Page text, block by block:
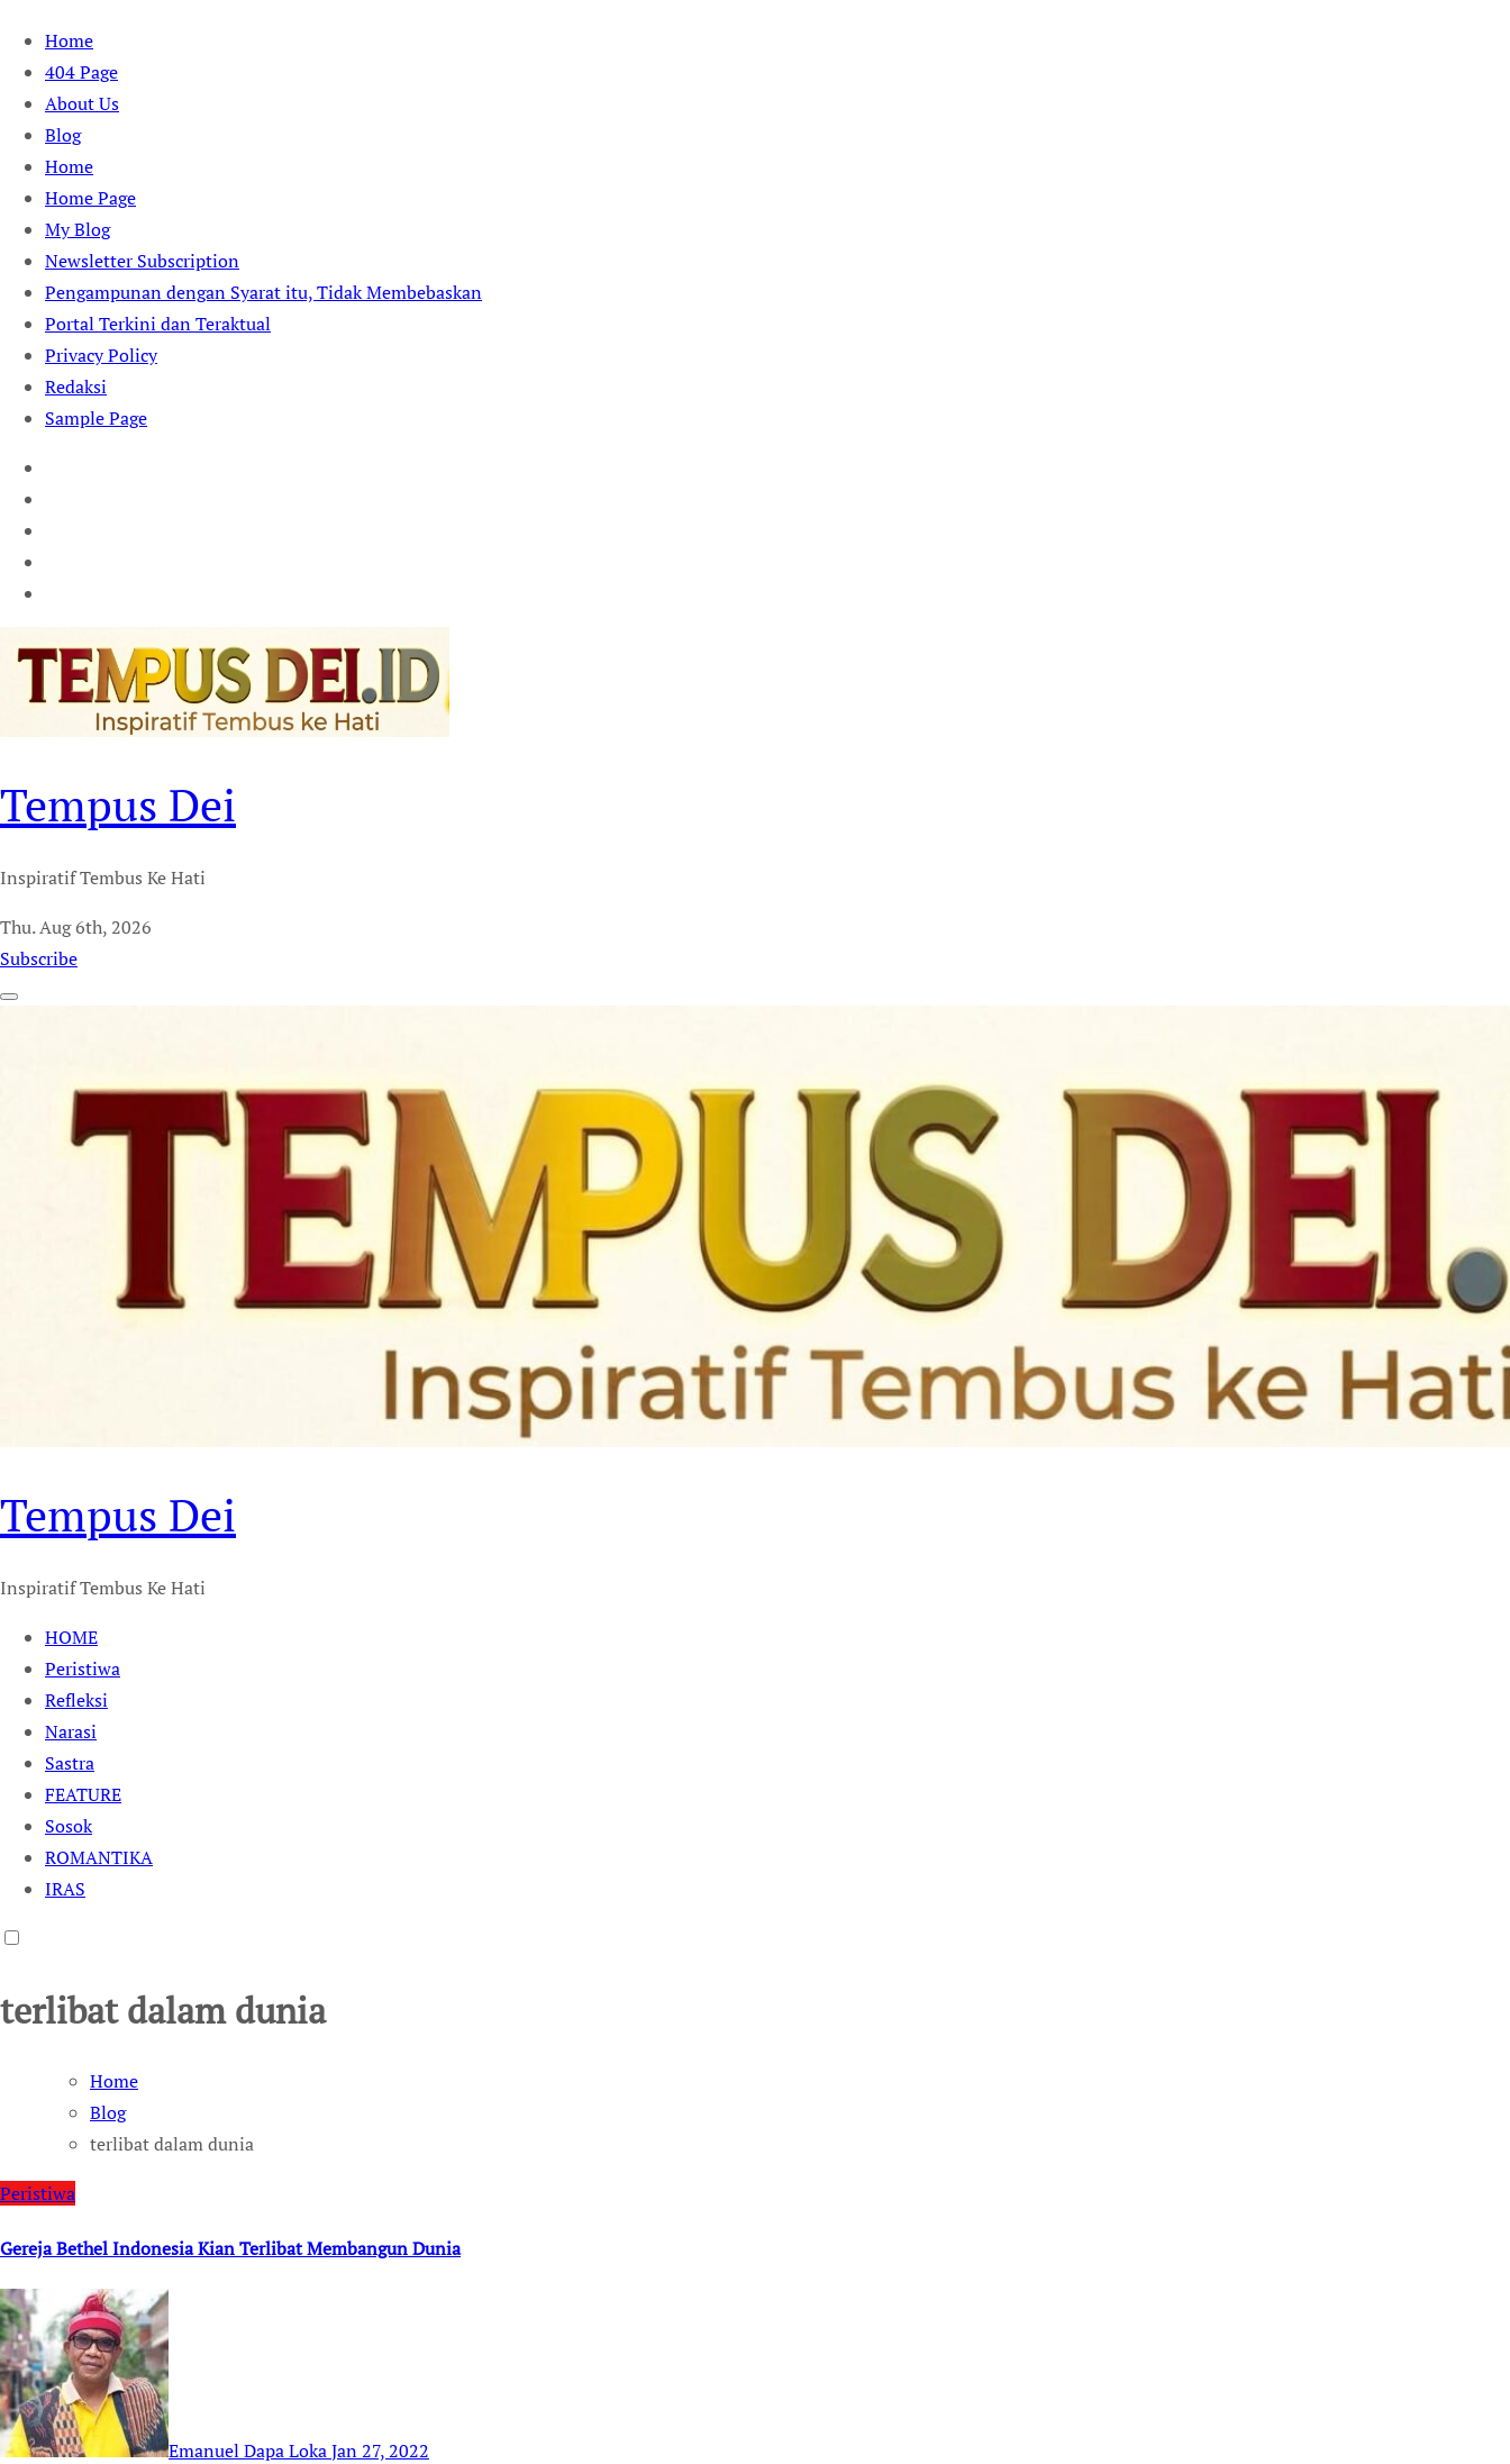
Skip
content
Home
404 Page
About Us
Blog
Home
Home Page
My Blog
Newsletter Subscription
Pengampunan dengan Syarat itu, Tidak Membebaskan
Portal Terkini dan Teraktual
Privacy Policy
Redaksi
Sample Page
Tempus Dei
Inspiratif Tembus Ke Hati
Thu. Aug 6th, 2026
Subscribe
Tempus Dei
Inspiratif Tembus Ke Hati
HOME
Peristiwa
Refleksi
Narasi
Sastra
FEATURE
Sosok
ROMANTIKA
IRAS
terlibat dalam dunia
Home
Blog
terlibat dalam dunia
Peristiwa
Gereja Bethel Indonesia Kian Terlibat Membangun Dunia
Emanuel Dapa LokaJan 27, 2022